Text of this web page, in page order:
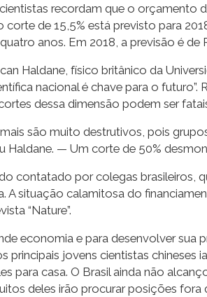
recordam que o orçamento
corte de 15,5% está previsto para
anos. Em 2018, a previsão é de
Haldane, físico britânico da
nacional é chave para o
dessa dimensão podem ser
são muito destrutivos, pois
Haldane. — Um corte de 50%
contatado por colegas brasileiros,
A situação calamitosa do
“Nature”.
economia e para desenvolver sua
principais jovens cientistas chineses
para casa. O Brasil ainda não
deles irão procurar posições